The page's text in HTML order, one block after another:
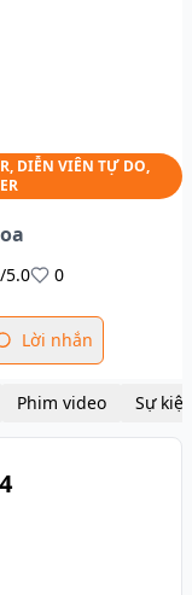
DIỄN VIÊN TỰ DO,
5.0 0
Lời nhắn
Phim video Sự